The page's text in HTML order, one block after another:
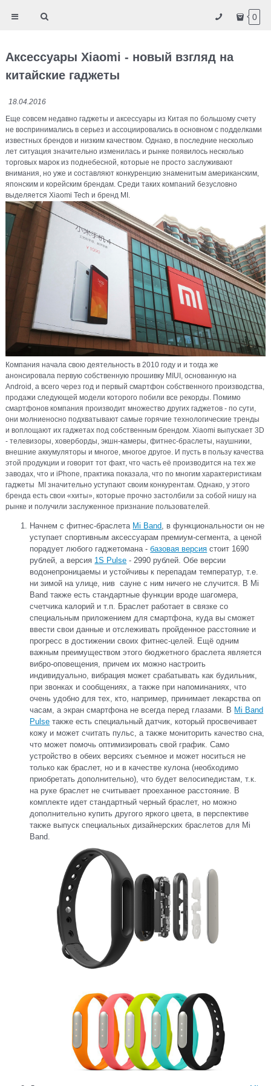
0
Аксессуары Xiaomi - новый взгляд на
китайские гаджеты
18.04.2016
Еще совсем недавно гаджеты и аксессуары из Китая по большому счету
не воспринимались в серьез и ассоциировались в основном с подделками
известных брендов и низким качеством. Однако, в последние несколько
лет ситуация значительно изменилась и рынке появилось несколько
торговых марок из поднебесной, которые не просто заслуживают
внимания, но уже и составляют конкуренцию знаменитым американским,
японским и корейским брендам. Среди таких компаний безусловно
выделяется Xiaomi Tech и бренд MI.
Компания начала свою деятельность в 2010 году и и тогда же
анонсировала первую собственную прошивку MIUI, основанную на
Android, а всего через год и первый смартфон собственного производства,
продажи следующей модели которого побили все рекорды. Помимо
смартфонов компания производит множество других гаджетов - по сути,
они молниеносно подхватывают самые горячие технологические тренды
и воплощают их гаджетах под собственным брендом. Xiaomi выпускает 3D
- телевизоры, ховерборды, экшн-камеры, фитнес-браслеты, наушники,
внешние аккумуляторы и многое, многое другое. И пусть в пользу качества
этой продукции и говорит тот факт, что часть её производится на тех же
заводах, что и iPhone, практика показала, что по многим характеристикам
гаджеты MI значительно уступают своим конкурентам. Однако, у этого
бренда есть свои «хиты», которые прочно застолбили за собой нишу на
рынке и получили заслуженное признание пользователей.
Начнем с фитнес-браслета Mi Band, в функциональности он не
уступает спортивным аксессуарам премиум-сегмента, а ценой
порадует любого гаджетомана -базовая версия стоит 1690
рублей, а версия 1S Pulse - 2990 рублей. Обе версии
водонепроницаемы и устойчивы к перепадам температур, т.е.
ни зимой на улице, нив сауне с ним ничего не случится. В Mi
Band также есть стандартные функции вроде шагомера,
счетчика калорий и т.п. Браслет работает в связке со
специальным приложением для смартфона, куда вы сможет
ввести свои данные и отслеживать пройденное расстояние и
прогресс в достижении своих фитнес-целей. Ещё одним
важным преимуществом этого бюджетного браслета является
вибро-оповещения, причем их можно настроить
индивидуально, вибрация может срабатывать как будильник,
при звонках и сообщениях, а также при напоминаниях, что
очень удобно для тех, кто, например, принимает лекарства оп
часам, а экран смартфона не всегда перед глазами. В Mi Band
Pulse также есть специальный датчик, который просвечивает
кожу и может считать пульс, а также мониторить качество сна,
что может помочь оптимизировать свой график. Само
устройство в обеих версиях съемное и может носиться не
только как браслет, но и в качестве кулона (необходимо
приобретать дополнительно), что будет велосипедистам, т.к.
на руке браслет не считывает проеханное расстояние. В
комплекте идет стандартный черный браслет, но можно
дополнительно купить другого яркого цвета, в перспективе
также выпуск специальных дизайнерских браслетов для Mi
Band.